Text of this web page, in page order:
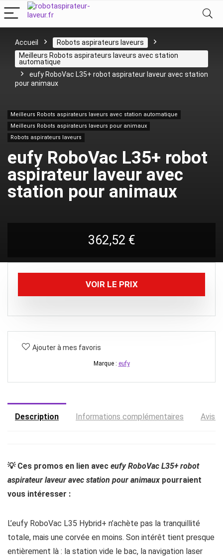
Accueil
Robots aspirateurs laveurs
Meilleurs Robots aspirateurs laveurs avec station
automatique
eufy RoboVac L35+ robot aspirateur laveur avec station
pour animaux
Meilleurs Robots aspirateurs laveurs avec station automatique
Meilleurs Robots aspirateurs laveurs pour animaux
Robots aspirateurs laveurs
eufy RoboVac L35+ robot
aspirateur laveur avec
station pour animaux
362,52 €
VOIR LE PRIX
Ajouter à mes favoris
Marque : eufy
Description Informations complémentaires Avis
💡 Ces promos en lien avec eufy RoboVac L35+ robot
aspirateur laveur avec station pour animaux pourraient
vous intéresser :
L’eufy RoboVac L35 Hybrid+ n’achète pas la tranquillité
totale, mais une corvée en moins. Son intérêt tient presque
entièrement là : la station vide le bac, la navigation laser